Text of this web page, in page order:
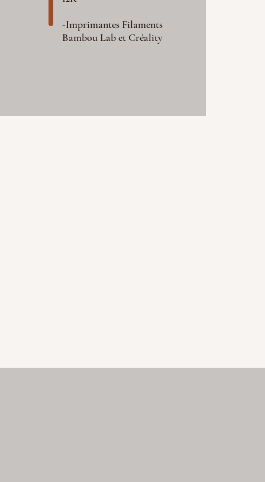
-Imprimantes Filaments
Bambou Lab et Créality